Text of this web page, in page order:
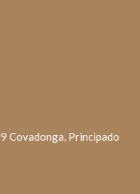
Covadonga, Principado